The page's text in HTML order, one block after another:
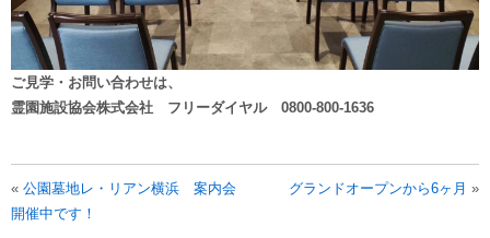
ご見学・お問い合わせは、
霊園施設協会株式会社 フリーダイヤル 0800-800-1636
« 公園墓地レ・リアン横浜 案内会
開催中です！
グランドオープンから6ヶ月 »